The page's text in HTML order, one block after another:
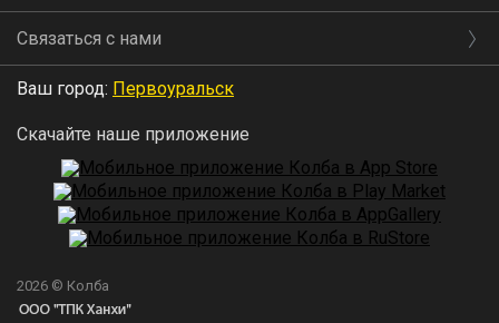
Связаться с нами
Ваш город: Первоуральск
Скачайте наше приложение
2026 © Колба